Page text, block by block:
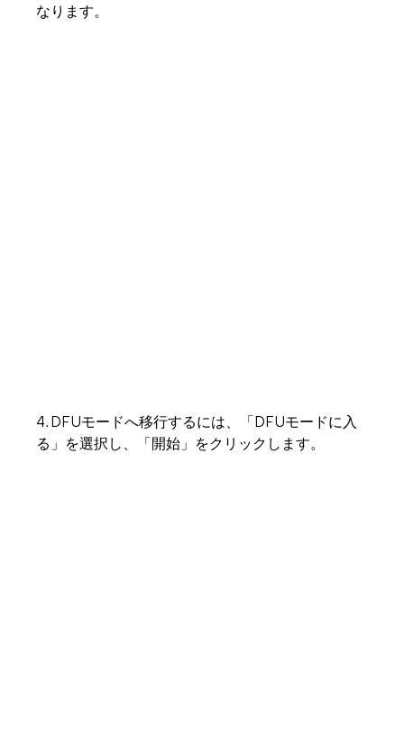
なります。
4. DFUモードへ移行するには、「DFUモードに入
る」を選択し、「開始」をクリックします。